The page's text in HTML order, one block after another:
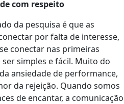
com respeito
da pesquisa é que as
por falta de interesse,
conectar nas primeiras
simples e fácil. Muito do
ansiedade de performance,
da rejeição. Quando somos
de encantar, a comunicação